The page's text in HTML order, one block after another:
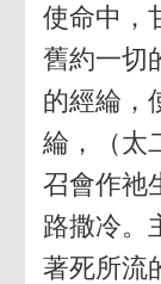
使命中，
舊約一切
的經綸，
綸，（太
召會作祂
路撒冷。
著死所流